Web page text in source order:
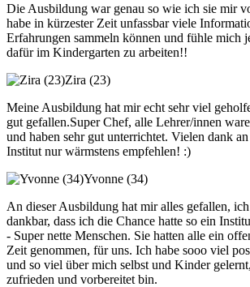
Die Ausbildung war genau so wie ich sie mir
habe in kürzester Zeit unfassbar viele
Erfahrungen sammeln können und fühle mich
dafür im Kindergarten zu arbeiten!!
Zira (23)
Meine Ausbildung hat mir echt sehr viel
gut gefallen.Super Chef, alle Lehrer/innen
und haben sehr gut unterrichtet. Vielen dank
Institut nur wärmstens empfehlen! :)
Yvonne (34)
An dieser Ausbildung hat mir alles gefallen,
dankbar, dass ich die Chance hatte so ein
- Super nette Menschen. Sie hatten alle ein
Zeit genommen, für uns. Ich habe sooo viel
und so viel über mich selbst und Kinder
zufrieden und vorbereitet bin.